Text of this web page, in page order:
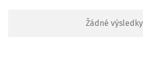
Žádné výsledky